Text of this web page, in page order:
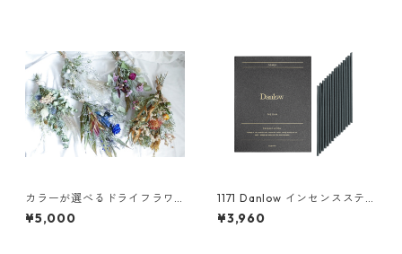
カラーが選べるドライフラワ
ースワッグM
¥5,000
1171 Danlow インセンススティ
ック-THE DAN(ザ ダン) -
¥3,960